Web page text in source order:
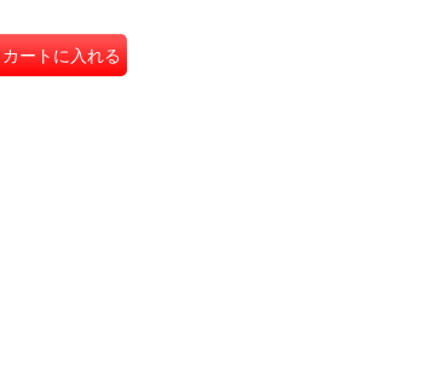
カートに入れる